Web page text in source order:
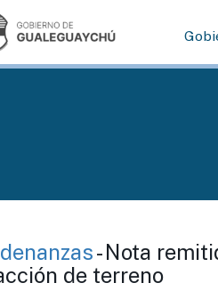
- Nota
de terreno